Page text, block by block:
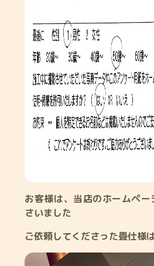
お客様は、当店のホームペ
さいました
ご依頼してくださった畳仕様